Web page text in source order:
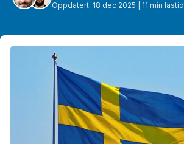
Oppdatert: 18 dec 2025 | 11 min lästid